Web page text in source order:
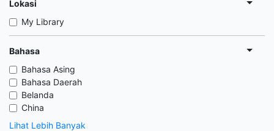
Lokasi
My Library
Bahasa
Bahasa Asing
Bahasa Daerah
Belanda
China
Lihat Lebih Banyak